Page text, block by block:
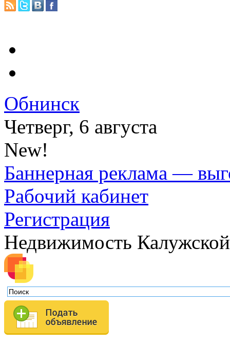
Обнинск
Четверг, 6 августа
New!
Баннерная реклама —
Рабочий кабинет
Регистрация
Недвижимость